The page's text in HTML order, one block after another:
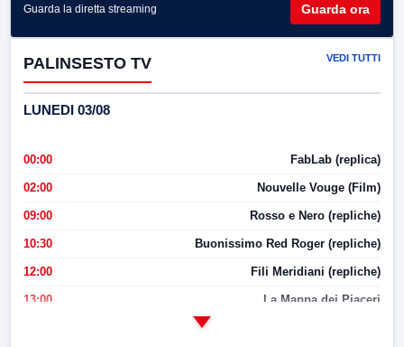
Guarda la diretta streaming Guarda ora
PALINSESTO TV VEDI TUTTI
LUNEDI 03/08
00:00 FabLab (replica)
02:00 Nouvelle Vouge (Film)
09:00 Rosso e Nero (repliche)
10:30 Buonissimo Red Roger (repliche)
12:00 Fili Meridiani (repliche)
13:00 La Mappa dei Piaceri